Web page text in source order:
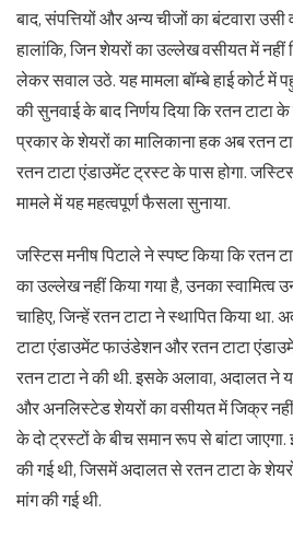
बाद, संपत्तियों और अन्य चीजों का बंटवारा
हालांकि, जिन शेयरों का उल्लेख वसीयत में नहीं
लेकर सवाल उठे. यह मामला बॉम्बे हाई कोर्ट में
की सुनवाई के बाद निर्णय दिया कि रतन
प्रकार के शेयरों का मालिकाना हक अब रतन
रतन टाटा एंडाउमेंट ट्रस्ट के पास होगा.
मामले में यह महत्वपूर्ण फैसला सुनाया.
जस्टिस मनीष पिटाले ने स्पष्ट किया कि रतन
का उल्लेख नहीं किया गया है, उनका स्वामित्व
चाहिए, जिन्हें रतन टाटा ने स्थापित किया था.
टाटा एंडाउमेंट फाउंडेशन और रतन टाटा
रतन टाटा ने की थी. इसके अलावा, अदालत ने
और अनलिस्टेड शेयरों का वसीयत में जिक्र नहीं
के दो ट्रस्टों के बीच समान रूप से बांटा जाएगा.
की गई थी, जिसमें अदालत से रतन टाटा के
मांग की गई थी.